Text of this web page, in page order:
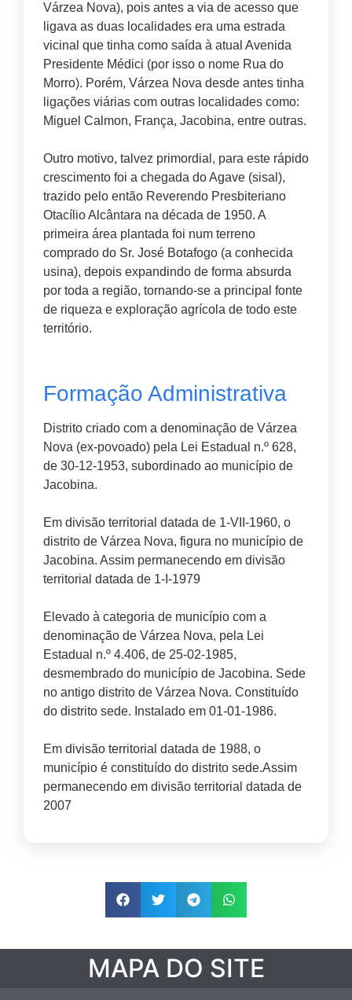
Várzea Nova), pois antes a via de acesso que
ligava as duas localidades era uma estrada
vicinal que tinha como saída à atual Avenida
Presidente Médici (por isso o nome Rua do
Morro). Porém, Várzea Nova desde antes tinha
ligações viárias com outras localidades como:
Miguel Calmon, França, Jacobina, entre outras.
Outro motivo, talvez primordial, para este rápido
crescimento foi a chegada do Agave (sisal),
trazido pelo então Reverendo Presbiteriano
Otacílio Alcântara na década de 1950. A
primeira área plantada foi num terreno
comprado do Sr. José Botafogo (a conhecida
usina), depois expandindo de forma absurda
por toda a região, tornando-se a principal fonte
de riqueza e exploração agrícola de todo este
território.
Formação Administrativa
Distrito criado com a denominação de Várzea
Nova (ex-povoado) pela Lei Estadual n.º 628,
de 30-12-1953, subordinado ao município de
Jacobina.
Em divisão territorial datada de 1-VII-1960, o
distrito de Várzea Nova, figura no município de
Jacobina. Assim permanecendo em divisão
territorial datada de 1-I-1979
Elevado à categoria de município com a
denominação de Várzea Nova, pela Lei
Estadual n.º 4.406, de 25-02-1985,
desmembrado do município de Jacobina. Sede
no antigo distrito de Várzea Nova. Constituído
do distrito sede. Instalado em 01-01-1986.
Em divisão territorial datada de 1988, o
município é constituído do distrito sede.Assim
permanecendo em divisão territorial datada de
2007
MAPA DO SITE